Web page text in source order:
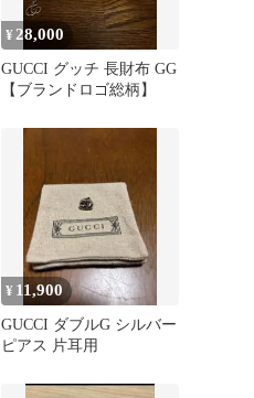
¥ 28,000
GUCCI グッチ 長財布 GG
【ブランドロゴ総柄】
¥ 11,900
GUCCI ダブルG シルバー
ピアス 片耳用